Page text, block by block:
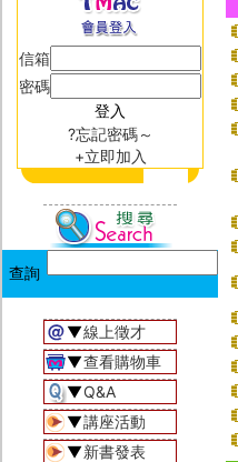
信箱
密碼
?忘記密碼～
+立即加入
▼線上徵才
▼查看購物車
▼Q&A
▼講座活動
▼新書發表